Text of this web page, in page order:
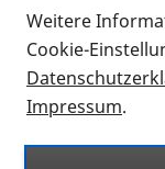
Thema
für blinde und
Auf dieser Seite
Ort. Nutzen Sie
Weitere
Cookie-
Impressum.